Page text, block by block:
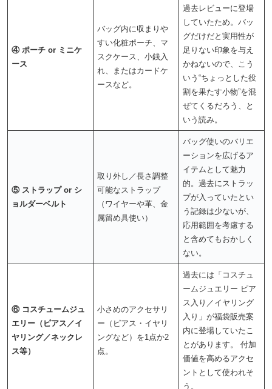
④ ポーチ or ミニケ
ース
バッグ内に収まりや
すい化粧ポーチ、マ
スクケース、小銭入
れ、またはカードケ
ースなど。
過去レビューに登場
していたため。バッ
グだけだと実用性が
足りない印象を与え
かねないので、こう
いう“ちょっとした役
割を果たす小物”を混
ぜてくるだろう、と
いう読み。
⑤ ストラップ or シ
ョルダーベルト
取り外し／長さ調整
可能なストラップ
（ワイヤーや革、金
属留め具使い）
バッグ使いのバリエ
ーションを広げるア
イテムとして魅力
的。過去にストラッ
プが入っていたとい
う記録は少ないが、
応用範囲を考慮する
と含めてもおかしく
ない。
⑥ コスチュームジュ
エリー（ピアス／イ
ヤリング／ネックレ
ス等）
小さめのアクセサリ
ー（ピアス・イヤリ
ングなど）を1点か2
点。
過去には「コスチュ
ームジュエリー ピア
ス入り／イヤリング
入り」が福袋販売案
内に登場していたこ
とがあります。 付加
価値を高めるアクセ
ントとして使われそ
う。